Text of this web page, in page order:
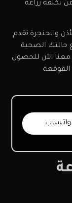
تكلفة زراعة
والحنجرة نقدم
الصحية
الآن للحصول
القوقعة